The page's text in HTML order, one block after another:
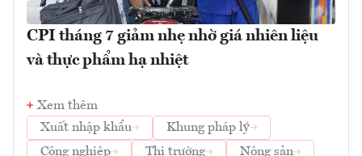
CPI tháng 7 giảm nhẹ nhờ giá nhiên liệu
và thực phẩm hạ nhiệt
Xem thêm
Xuất nhập khẩu
Khung pháp lý
Công nghiệp
Thị trường Nông sản